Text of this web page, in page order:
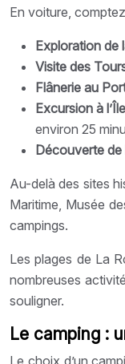
En voiture,
Exploration de
Visite des
Flânerie au
Excursion à
environ 25
Découverte de
Au-delà des sites
Maritime, Musée
campings.
Les plages de La
nombreuses
souligner.
Le camping :
Le choix d’un